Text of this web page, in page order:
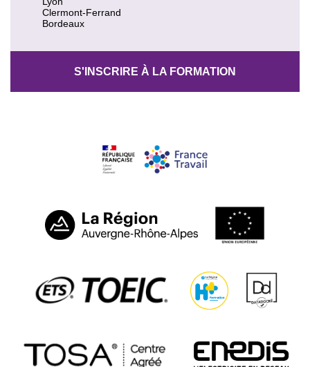
Clermont-Ferrand
Bordeaux
S'INSCRIRE À LA FORMATION